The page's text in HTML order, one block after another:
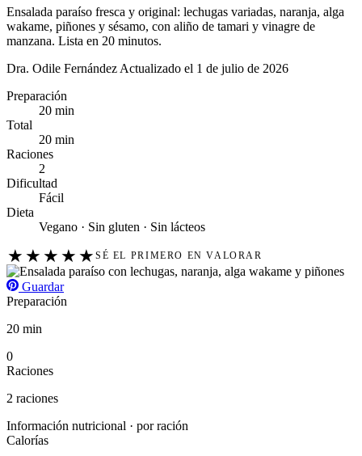
Ensalada paraíso fresca y original: lechugas variadas, naranja, alga
wakame, piñones y sésamo, con aliño de tamari y vinagre de
manzana. Lista en 20 minutos.
Dra. Odile Fernández Actualizado el 1 de julio de 2026
Preparación
20 min
Total
20 min
Raciones
2
Dificultad
Fácil
Dieta
Vegano · Sin gluten · Sin lácteos
★ ★ ★ ★ ★ SÉ EL PRIMERO EN VALORAR
Guardar
Preparación
20 min
0
Raciones
2 raciones
Información nutricional · por ración
Calorías